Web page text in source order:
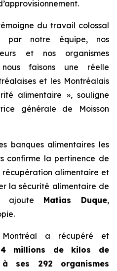
du travail colossal
par notre équipe, nos
et nos organismes
nous faisons une réelle
et les Montréalais
alimentaire », souligne
générale de Moisson
banques alimentaires les
confirme la pertinence de
récupération alimentaire et
la sécurité alimentaire de
ajoute Matias Duque,
Montréal a récupéré et
millions de kilos de
ses 292 organismes